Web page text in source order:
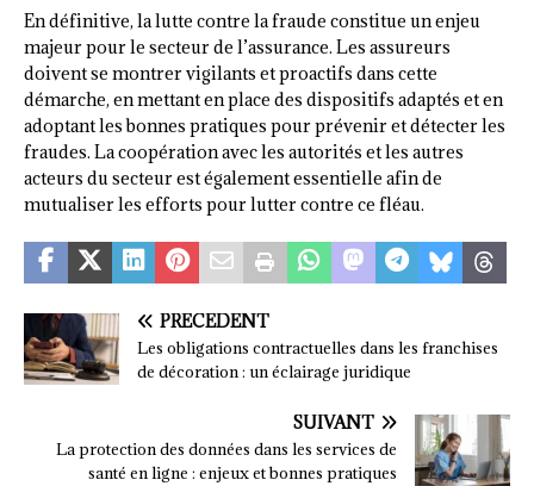
En définitive, la lutte contre la fraude constitue un enjeu
majeur pour le secteur de l’assurance. Les assureurs
doivent se montrer vigilants et proactifs dans cette
démarche, en mettant en place des dispositifs adaptés et en
adoptant les bonnes pratiques pour prévenir et détecter les
fraudes. La coopération avec les autorités et les autres
acteurs du secteur est également essentielle afin de
mutualiser les efforts pour lutter contre ce fléau.
PRÉCÉDENT
Les obligations contractuelles dans les franchises
de décoration : un éclairage juridique
SUIVANT
La protection des données dans les services de
santé en ligne : enjeux et bonnes pratiques